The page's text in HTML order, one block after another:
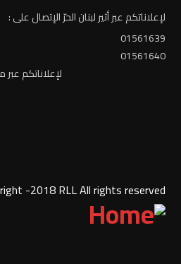
لإعلاناتكم عبر أثير لبنان الحرّ الإتصال على :
01561639
01561640
لإعلاناتكم عبر
-2018 RLL All rights reserved